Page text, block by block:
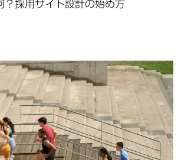
？採用サイト設計の始め方